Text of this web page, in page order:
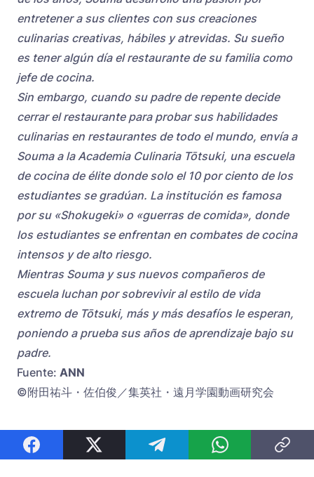
entretener a sus clientes con sus creaciones
culinarias creativas, hábiles y atrevidas. Su sueño
es tener algún día el restaurante de su familia como
jefe de cocina.
Sin embargo, cuando su padre de repente decide
cerrar el restaurante para probar sus habilidades
culinarias en restaurantes de todo el mundo, envía a
Souma a la Academia Culinaria Tōtsuki, una escuela
de cocina de élite donde solo el 10 por ciento de los
estudiantes se gradúan. La institución es famosa
por su «Shokugeki» o «guerras de comida», donde
los estudiantes se enfrentan en combates de cocina
intensos y de alto riesgo.
Mientras Souma y sus nuevos compañeros de
escuela luchan por sobrevivir al estilo de vida
extremo de Tōtsuki, más y más desafíos le esperan,
poniendo a prueba sus años de aprendizaje bajo su
padre.
Fuente: ANN
©附田祐斗・佐伯俊／集英社・遠月学園動画研究会